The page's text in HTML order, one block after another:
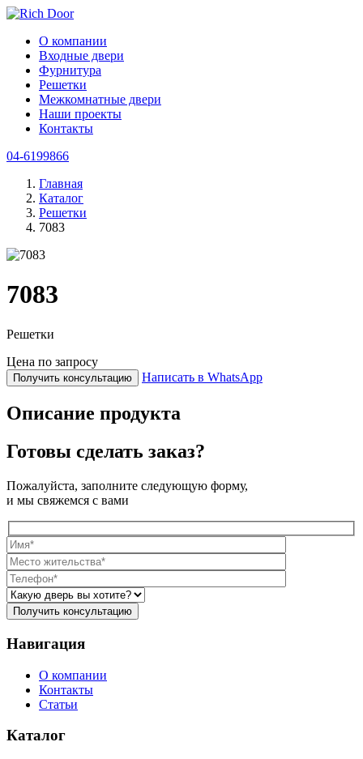
О компании
Входные двери
Фурнитура
Решетки
Межкомнатные двери
Наши проекты
Контакты
04-6199866
Главная
Каталог
Решетки
7083
7083
Решетки
Цена по запросу
Получить консультацию Написать в WhatsApp
Описание продукта
Готовы сделать заказ?
Пожалуйста, заполните следующую форму,
и мы свяжемся с вами
Навигация
О компании
Контакты
Статьи
Каталог